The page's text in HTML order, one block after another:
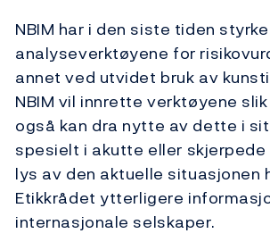
NBIM har i den siste tiden
analyseverktøyene for
annet ved utvidet bruk av
NBIM vil innrette verktøyene
også kan dra nytte av dette i
spesielt i akutte eller skjerpede
lys av den aktuelle situasjonen
Etikkrådet ytterligere
internasjonale selskaper.